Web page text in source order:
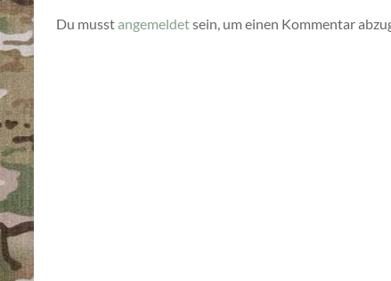
Du musstangemeldetsein, um einen Kommentar